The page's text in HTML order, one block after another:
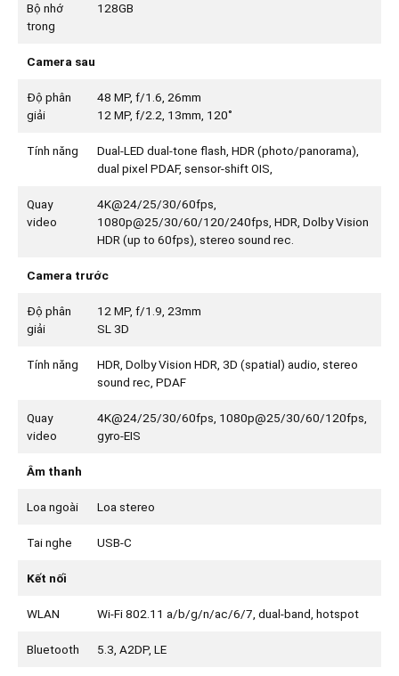
Bộ nhớ
trong
128GB
Camera sau
Độ phân
giải
48 MP, f/1.6, 26mm
12 MP, f/2.2, 13mm, 120˚
Tính năng
Dual-LED dual-tone flash, HDR (photo/panorama),
dual pixel PDAF, sensor-shift OIS,
Quay
video
4K@24/25/30/60fps,
1080p@25/30/60/120/240fps, HDR, Dolby Vision
HDR (up to 60fps), stereo sound rec.
Camera trước
Độ phân
giải
12 MP, f/1.9, 23mm
SL 3D
Tính năng
HDR, Dolby Vision HDR, 3D (spatial) audio, stereo
sound rec, PDAF
Quay
video
4K@24/25/30/60fps, 1080p@25/30/60/120fps,
gyro-EIS
Âm thanh
Loa ngoài Loa stereo
Tai nghe USB-C
Kết nối
WLAN Wi-Fi 802.11 a/b/g/n/ac/6/7, dual-band, hotspot
Bluetooth 5.3, A2DP, LE